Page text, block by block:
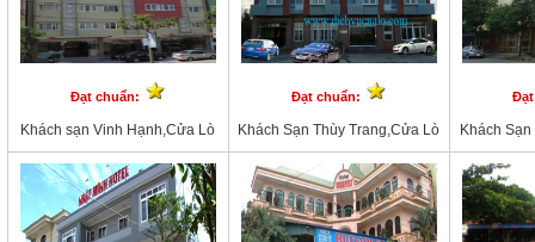
Đạt chuẩn:
Khách sạn Vinh Hạnh,Cửa Lò
Đạt chuẩn:
Khách Sạn Thùy Trang,Cửa Lò Khách